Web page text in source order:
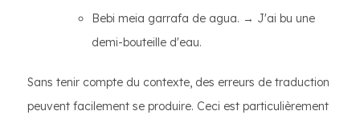
Bebi meia garrafa de agua. → J'ai bu une
demi-bouteille d'eau.
Sans tenir compte du contexte, des erreurs de traduction
peuvent facilement se produire. Ceci est particulièrement